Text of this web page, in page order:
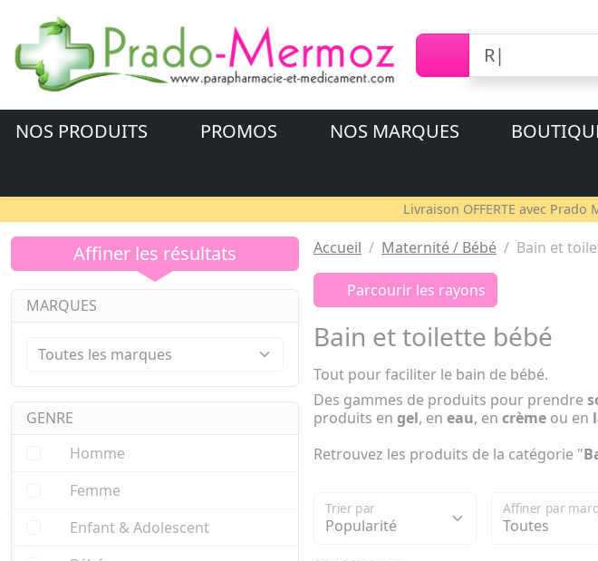
NOS PRODUITS PROMOS NOS MARQUES
Livraison OFFERTE avec Prado
Accueil Maternité / Bébé Bain et
Parcourir les rayons
Bain et toilette bébé
Tout pour faciliter le bain de bébé.
Des gammes de produits pour prendre
produits en gel, en eau, en crème ou en
Retrouvez les produits de la catégorie "
Trier par
Affiner les résultats
MARQUES
GENRE
Homme
Femme
Enfant & Adolescent